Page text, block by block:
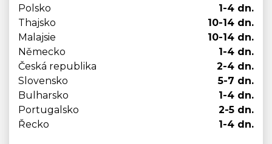
Polsko
1-4 dn.
Thajsko
10-14 dn.
Malajsie
10-14 dn.
Německo
1-4 dn.
Česká republika
2-4 dn.
Slovensko
5-7 dn.
Bulharsko
1-4 dn.
Portugalsko
2-5 dn.
Řecko
1-4 dn.